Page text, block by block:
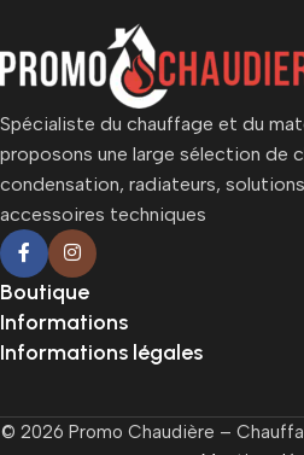
Spécialiste du chauffage et du
proposons une large sélection de
condensation, radiateurs,
accessoires techniques
Boutique
Informations
Informations légales
© 2026 Promo Chaudière –